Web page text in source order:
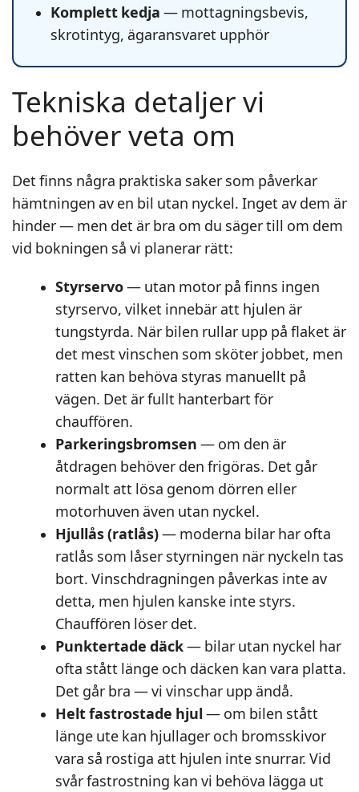
Komplett kedja — mottagningsbevis,
skrotintyg, ägaransvaret upphör
Tekniska detaljer vi
behöver veta om
Det finns några praktiska saker som påverkar
hämtningen av en bil utan nyckel. Inget av dem är
hinder — men det är bra om du säger till om dem
vid bokningen så vi planerar rätt:
Styrservo— utan motor på finns ingen
styrservo, vilket innebär att hjulen är
tungstyrda. När bilen rullar upp på flaket är
det mest vinschen som sköter jobbet, men
ratten kan behöva styras manuellt på
vägen. Det är fullt hanterbart för
chauffören.
Parkeringsbromsen — om den är
åtdragen behöver den frigöras. Det går
normalt att lösa genom dörren eller
motorhuven även utan nyckel.
Hjullås (ratlås)— moderna bilar har ofta
ratlås som låser styrningen när nyckeln tas
bort. Vinschdragningen påverkas inte av
detta, men hjulen kanske inte styrs.
Chauffören löser det.
Punktertade däck— bilar utan nyckel har
ofta stått länge och däcken kan vara platta.
Det går bra — vi vinschar upp ändå.
Helt fastrostade hjul — om bilen stått
länge ute kan hjullager och bromsskivor
vara så rostiga att hjulen inte snurrar. Vid
svår fastrostning kan vi behöva lägga ut